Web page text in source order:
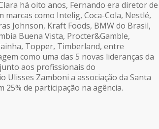
há oito anos, Fernando era diretor de
marcas como Intelig, Coca-Cola, Nestlé,
Johnson, Kraft Foods, BMW do Brasil,
Buena Vista, Procter&Gamble,
Topper, Timberland, entre
como uma das 5 novas lideranças da
aos profissionais do
Ulisses Zamboni a associação da Santa
25% de participação na agência.